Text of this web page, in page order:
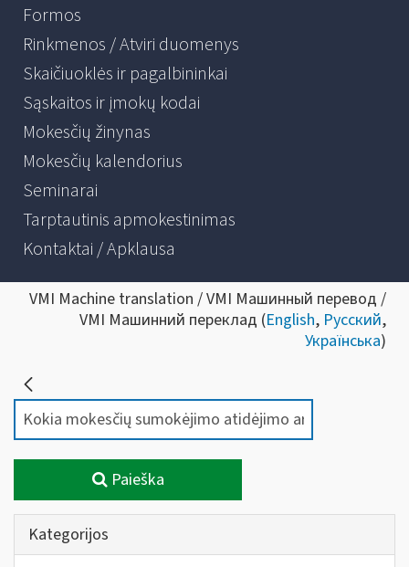
Formos
Rinkmenos / Atviri duomenys
Skaičiuoklės ir pagalbininkai
Sąskaitos ir įmokų kodai
Mokesčių žinynas
Mokesčių kalendorius
Seminarai
Tarptautinis apmokestinimas
Kontaktai / Apklausa
VMI Machine translation / VMI Машинный перевод /
VMI Машинний переклад (English, Русский,
Українська)
Paieška
Kategorijos